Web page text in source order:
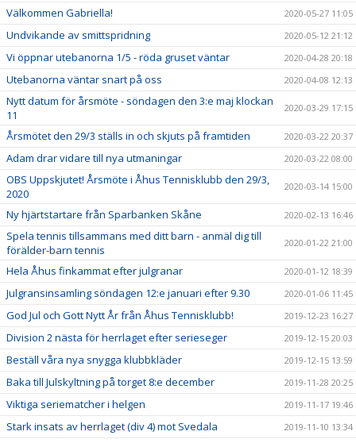
Välkommen Gabriella! 2020-05-27 11:05
Undvikande av smittspridning 2020-05-12 21:12
Vi öppnar utebanorna 1/5 - röda gruset väntar 2020-04-28 20:18
Utebanorna väntar snart på oss 2020-04-08 12:13
Nytt datum för årsmöte - söndagen den 3:e maj klockan
11
2020-03-29 17:15
Årsmötet den 29/3 ställs in och skjuts på framtiden 2020-03-22 20:37
Adam drar vidare till nya utmaningar 2020-03-22 08:00
OBS Uppskjutet! Årsmöte i Åhus Tennisklubb den 29/3,
2020
2020-03-14 15:00
Ny hjärtstartare från Sparbanken Skåne 2020-02-13 16:46
Spela tennis tillsammans med ditt barn - anmäl dig till
förälder-barn tennis
2020-01-22 21:00
Hela Åhus finkammat efter julgranar 2020-01-12 18:39
Julgransinsamling söndagen 12:e januari efter 9.30 2020-01-06 11:45
God Jul och Gott Nytt År från Åhus Tennisklubb! 2019-12-23 16:27
Division 2 nästa för herrlaget efter serieseger 2019-12-15 20:03
Beställ våra nya snygga klubbkläder 2019-12-15 13:59
Baka till Julskyltning på torget 8:e december 2019-11-28 20:25
Viktiga seriematcher i helgen 2019-11-17 19:46
Stark insats av herrlaget (div 4) mot Svedala 2019-11-10 13:34